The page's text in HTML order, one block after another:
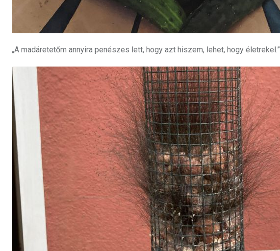
„A madáretetőm annyira penészes lett, hogy azt hiszem, lehet, hogy életrekel.”